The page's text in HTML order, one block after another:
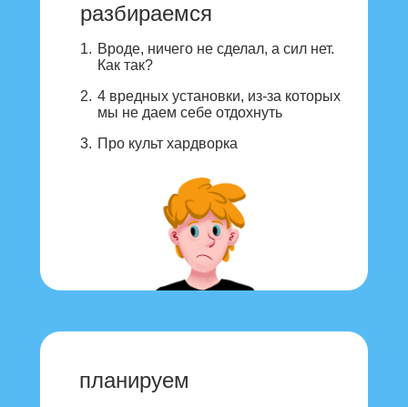
Вроде, ничего не сделал, а сил нет.
Как так?
1.
4 вредных установки, из-за которых
мы не даем себе отдохнуть
2.
Про культ хардворка
3.
разбираемся
планируем